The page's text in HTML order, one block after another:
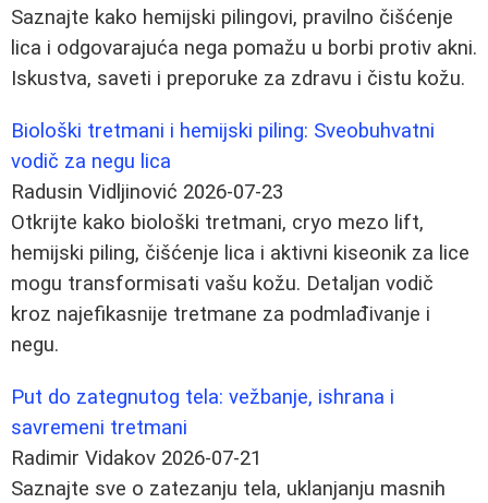
Saznajte kako hemijski pilingovi, pravilno čišćenje
lica i odgovarajuća nega pomažu u borbi protiv akni.
Iskustva, saveti i preporuke za zdravu i čistu kožu.
Biološki tretmani i hemijski piling: Sveobuhvatni
vodič za negu lica
Radusin Vidljinović 2026-07-23
Otkrijte kako biološki tretmani, cryo mezo lift,
hemijski piling, čišćenje lica i aktivni kiseonik za lice
mogu transformisati vašu kožu. Detaljan vodič
kroz najefikasnije tretmane za podmlađivanje i
negu.
Put do zategnutog tela: vežbanje, ishrana i
savremeni tretmani
Radimir Vidakov 2026-07-21
Saznajte sve o zatezanju tela, uklanjanju masnih